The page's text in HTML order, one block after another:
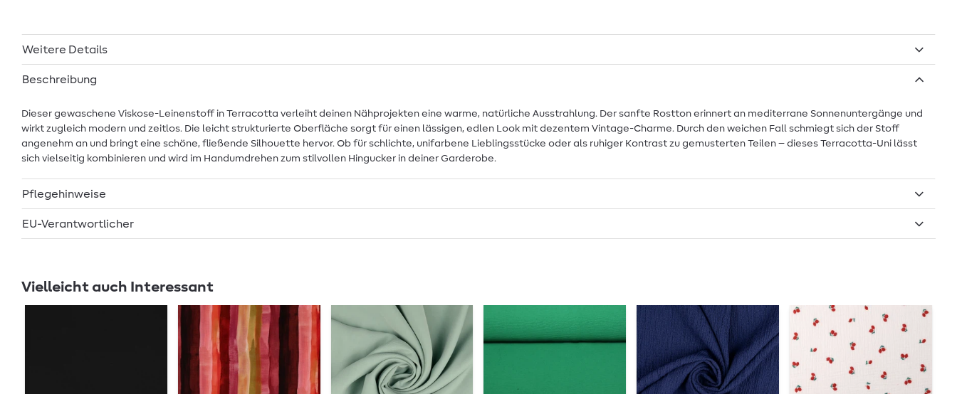
Weitere Details
Beschreibung
Dieser gewaschene Viskose-Leinenstoff in Terracotta verleiht deinen Nähprojekten eine warme, natürliche Ausstrahlung. Der sanfte Rostton erinnert an mediterrane Sonnenuntergänge und
wirkt zugleich modern und zeitlos. Die leicht strukturierte Oberfläche sorgt für einen lässigen, edlen Look mit dezentem Vintage-Charme. Durch den weichen Fall schmiegt sich der Stoff
angenehm an und bringt eine schöne, fließende Silhouette hervor. Ob für schlichte, unifarbene Lieblingsstücke oder als ruhiger Kontrast zu gemusterten Teilen – dieses Terracotta-Uni lässt
sich vielseitig kombinieren und wird im Handumdrehen zum stilvollen Hingucker in deiner Garderobe.
Pflegehinweise
EU-Verantwortlicher
Vielleicht auch Interessant